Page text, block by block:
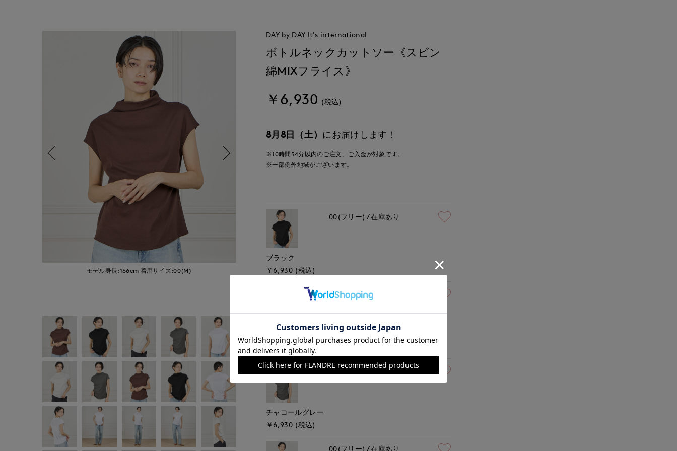
モデル身長:166cm 着用サイズ:00(M) モデル身長:166cm
DAY by DAY It's international
ボトルネックカットソー《スビン
綿MIXフライス》
￥6,930 (税込)
8月8日（土） にお届けします！
※10時間 54分以内のご注文、ご入金が対象です。
※一部例外地域がございます。
ブラック
￥6,930 (税込)
00(フリー) 在庫あり
￥6,930 (税込)
00(フリー) 在庫あり
チャコールグレー
￥6,930 (税込)
在庫あり
00(フリー) 在庫あり